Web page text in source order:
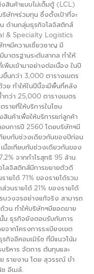
งสินค้าแบบไม่เต็มตู้ (LCL)
ษัทฯร่วมทุน ซึ่งตั้งเป้าที่จะ
ด้านกลุ่มธุรกิจโลจิสติกส์
& Specialty Logistics
ทฯมีความเชี่ยวชาญ มี
มาตรฐานระดับสากล ทำให้
เพิ่มเข้ามาอย่างต่อเนื่อง ในปี
ขึ้นกว่า 3,000 ตารางเมตร
ย ทำให้ในปีนี้จะมีพื้นที่คลัง
กว่า 25,000 ตารางเมตร
ายที่ให้บริการในโซน
นค้าเพื่อให้บริการแก่ลูกค้า
อบการปี 2560 โดยบริษัทฯมี
ทียบกับช่วงเดียวกันของปีก่อน
มื่อเทียบกับช่วงเดียวกันของ
จากกำไรสุทธิ 95 ล้าน
โลจิสติกส์มีการขยายตัวดี
ายได้ 71% ของรายได้รวม
นรายได้ 21% ของรายได้
บวงจรอย่างแท้จริง สามารถ
วน ทำให้บริษัทฯมียอดขาย
น ธุรกิจยังตอบรับกับการ
ากโครงการระเบียงเขต
กิจอีคอมเมิร์ซ ที่มีแนวโน้ม
ริหาร จัดการ ต้นทุนและ
รายงาน โดย สุวรรณ์ ขำ
อีเมล์.